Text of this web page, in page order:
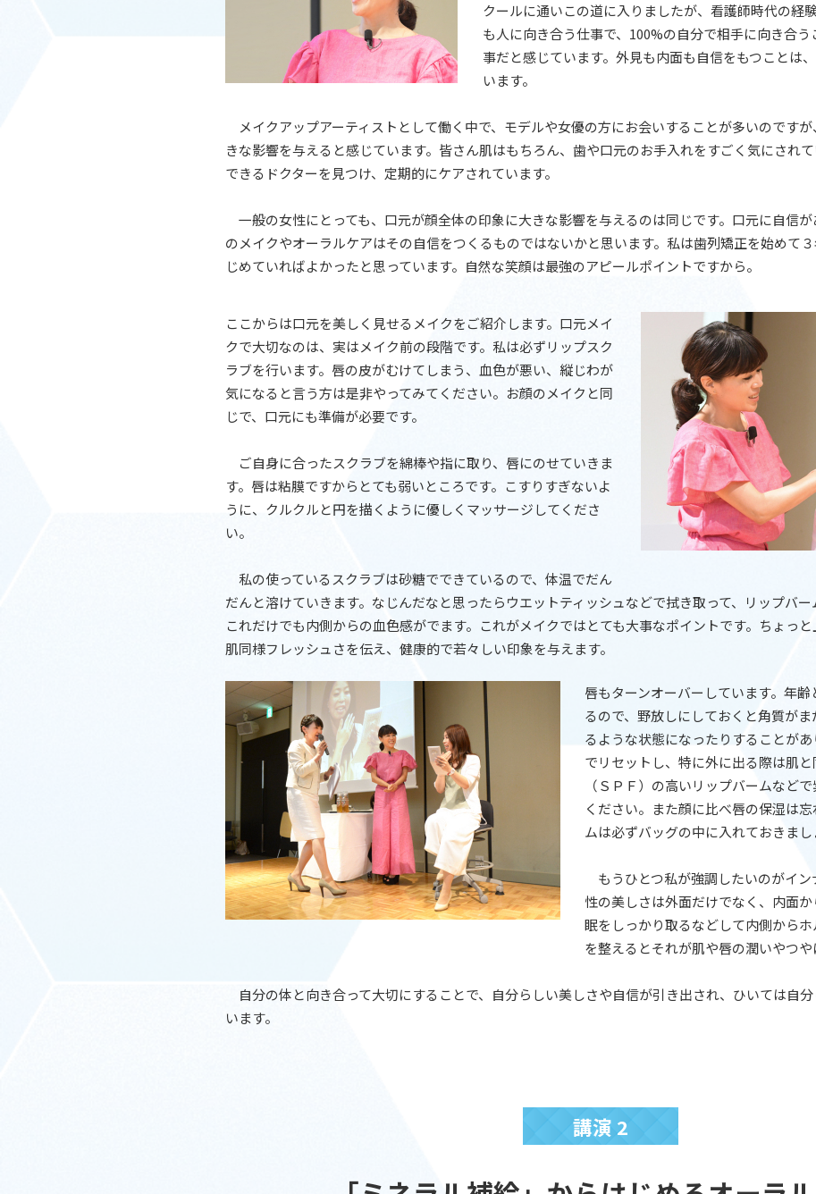
クールに通いこの道に入りましたが、看護師時代の経
も人に向き合う仕事で、100%の自分で相手に向き合
事だと感じています。外見も内面も自信をもつことは
います。
メイクアップアーティストとして働く中で、モデルや女優の方にお会いすることが多いのです
きな影響を与えると感じています。皆さん肌はもちろん、歯や口元のお手入れをすごく気にされ
できるドクターを見つけ、定期的にケアされています。
一般の女性にとっても、口元が顔全体の印象に大きな影響を与えるのは同じです。口元に自信
のメイクやオーラルケアはその自信をつくるものではないかと思います。私は歯列矯正を始めて
じめていればよかったと思っています。自然な笑顔は最強のアピールポイントですから。
ここからは口元を美しく見せるメイクをご紹介します。口元メイ
クで大切なのは、実はメイク前の段階です。私は必ずリップスク
ラブを行います。唇の皮がむけてしまう、血色が悪い、縦じわが
気になると言う方は是非やってみてください。お顔のメイクと同
じで、口元にも準備が必要です。
ご自身に合ったスクラブを綿棒や指に取り、唇にのせていきま
す。唇は粘膜ですからとても弱いところです。こすりすぎないよ
うに、クルクルと円を描くように優しくマッサージしてくださ
い。
私の使っているスクラブは砂糖でできているので、体温でだん
だんと溶けていきます。なじんだなと思ったらウエットティッシュなどで拭き取って、リップバー
これだけでも内側からの血色感がでます。これがメイクではとても大事なポイントです。ちょっ
肌同様フレッシュさを伝え、健康的で若々しい印象を与えます。
唇もターンオーバーしています。年
るので、野放しにしておくと角質が
るような状態になったりすることが
でリセットし、特に外に出る際は肌
（ＳＰＦ）の高いリップバームなど
ください。また顔に比べ唇の保湿は
ムは必ずバッグの中に入れておきまし
もうひとつ私が強調したいのがイン
性の美しさは外面だけでなく、内面
眠をしっかり取るなどして内側から
を整えるとそれが肌や唇の潤いやつや
自分の体と向き合って大切にすることで、自分らしい美しさや自信が引き出され、ひいては自
います。
講演 2